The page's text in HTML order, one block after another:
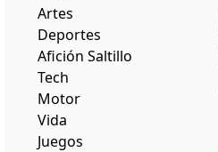
Artes
Deportes
Afición Saltillo
Tech
Motor
Vida
Juegos